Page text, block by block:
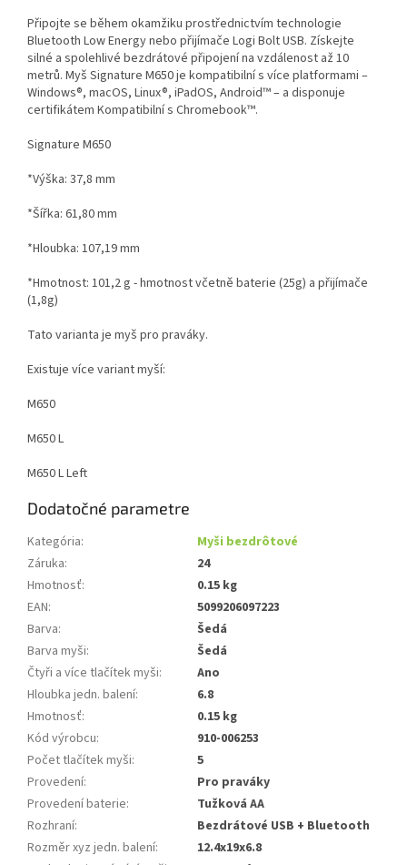
Připojte se během okamžiku prostřednictvím technologie
Bluetooth Low Energy nebo přijímače Logi Bolt USB. Získejte
silné a spolehlivé bezdrátové připojení na vzdálenost až 10
metrů. Myš Signature M650 je kompatibilní s více platformami –
Windows®, macOS, Linux®, iPadOS, Android™ – a disponuje
certifikátem Kompatibilní s Chromebook™.
Signature M650
*Výška: 37,8 mm
*Šířka: 61,80 mm
*Hloubka: 107,19 mm
*Hmotnost: 101,2 g - hmotnost včetně baterie (25g) a přijímače
(1,8g)
Tato varianta je myš pro praváky.
Existuje více variant myší:
M650
M650 L
M650 L Left
Dodatočné parametre
Kategória:
Myši bezdrôtové
Záruka:
24
Hmotnosť:
0.15 kg
EAN:
5099206097223
Barva:
Šedá
Barva myši:
Šedá
Čtyři a více tlačítek myši:
Ano
Hloubka jedn. balení:
6.8
Hmotnosť:
0.15 kg
Kód výrobcu:
910-006253
Počet tlačítek myši:
5
Provedení:
Pro praváky
Provedení baterie:
Tužková AA
Rozhraní:
Bezdrátové USB + Bluetooth
Rozměr xyz jedn. balení:
12.4x19x6.8